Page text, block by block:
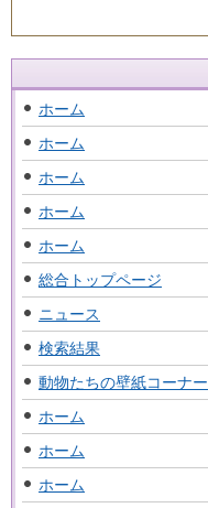
ホーム
ホーム
ホーム
ホーム
ホーム
総合トップページ
ニュース
検索結果
動物たちの壁紙コーナー
ホーム
ホーム
ホーム